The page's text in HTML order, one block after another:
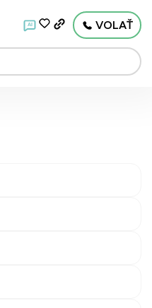
AI VOLAŤ